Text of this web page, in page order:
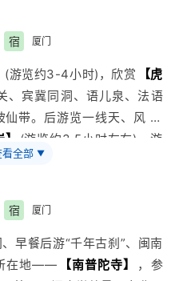
地，南宋酒文化馆等）。
】 、参观杭州西湖丝绸文化
一带一路，丝绸之路，学习
识！
火辉煌，鲜丽夺目，美不胜
光、万国建筑博览等）。后
【南京路】
尝当地美食、游览【迪士尼
珠电视塔仅一街之隔的梦幻
达2000种商品，其中有99%
城堡，足有5.855米高。每
3分钟的城堡秀，城堡和店
士尼电影的经典片段，整个
其中的人完全沉浸在奇妙的
以脚下的一条“仙尘小径”而
士隐居潜读的地方。团友经
【晒布岩】
三方环水，登其颠观云海，
底。后自费乘“竹筏九曲溪
无险的情趣，且四面无遮无
光车（报价不含观光环保车
须乘坐）前往 【云窝】
(游
地带，为武夷山首胜，这里
潜居养心之所，此处因常有
晒布岩】，之后前往武夷山
三方环水，登其颠观云海，
宿 厦门
(游览约3-4小时)，欣赏
【虎
、宾冀同洞、语儿泉、法语
带。后游览一线天、风 早
(游览约3.5小时左右)，游
八景】
、不浪舟、普门兜、坡仙
景区】
一线天原名灵岩，因沿顶有
一样，相去不满一尺，长约
，宛若跨空碧红。后游览在
看全部 ▼
宿 厦门
早餐后游“千年古刹”、闽南
在地——
【南普陀寺】
，参